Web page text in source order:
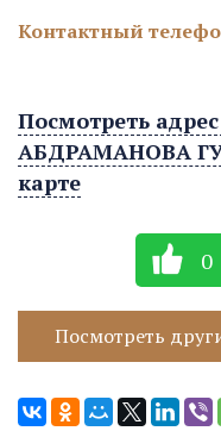
Контактный
Посмотреть
АБДРАМАНОВА
карте
0
Посмотреть